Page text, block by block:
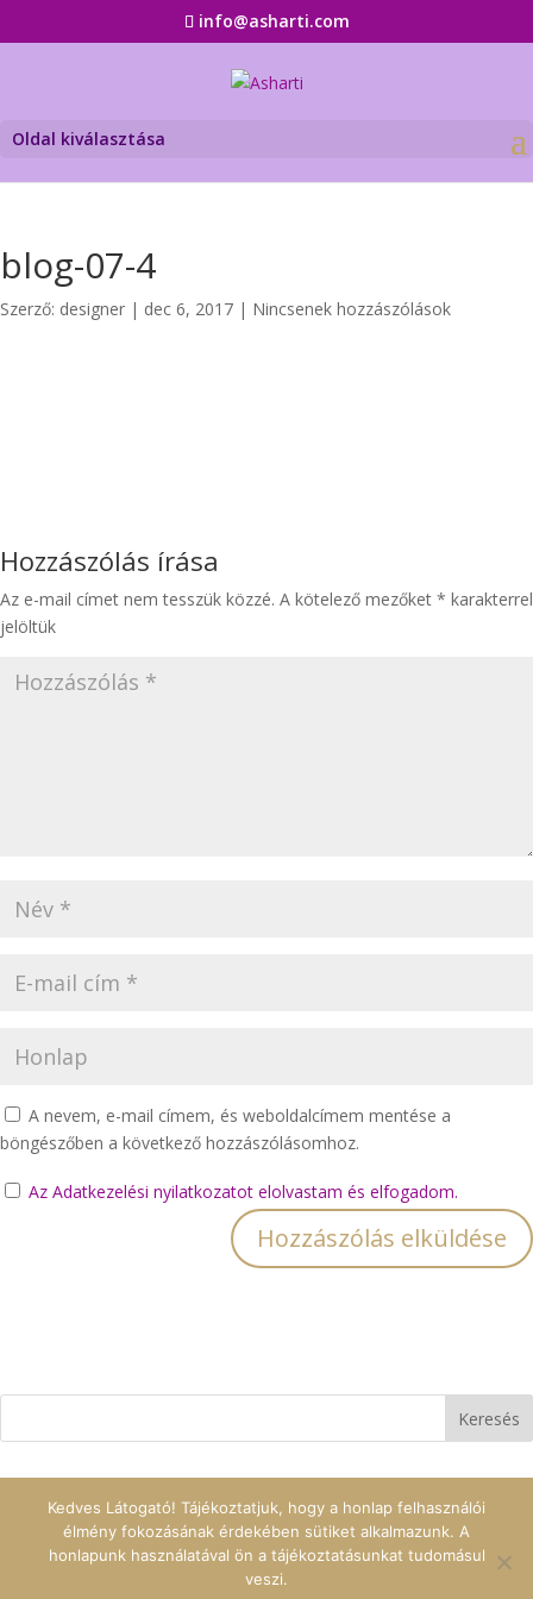
info@asharti.com
Oldal kiválasztása
blog-07-4
Szerző: designer | dec 6, 2017 | Nincsenek hozzászólások
Hozzászólás írása
Az e-mail címet nem tesszük közzé. A kötelező mezőket * karakterrel
jelöltük
A nevem, e-mail címem, és weboldalcímem mentése a
böngészőben a következő hozzászólásomhoz.
Az Adatkezelési nyilatkozatot elolvastam és elfogadom.
© 2017 Minden jog fenntartva | Design ::
Kedves Látogató! Tájékoztatjuk, hogy a honlap felhasználói
élmény fokozásának érdekében sütiket alkalmazunk. A
honlapunk használatával ön a tájékoztatásunkat tudomásul
veszi.